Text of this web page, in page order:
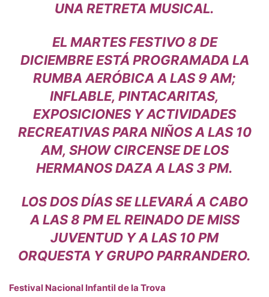
UNA RETRETA MUSICAL.
EL MARTES FESTIVO 8 DE
DICIEMBRE ESTÁ PROGRAMADA LA
RUMBA AERÓBICA A LAS 9 AM;
INFLABLE, PINTACARITAS,
EXPOSICIONES Y ACTIVIDADES
RECREATIVAS PARA NIÑOS A LAS 10
AM, SHOW CIRCENSE DE LOS
HERMANOS DAZA A LAS 3 PM.
LOS DOS DÍAS SE LLEVARÁ A CABO
A LAS 8 PM EL REINADO DE MISS
JUVENTUD Y A LAS 10 PM
ORQUESTA Y GRUPO PARRANDERO.
Festival Nacional Infantil de la Trova